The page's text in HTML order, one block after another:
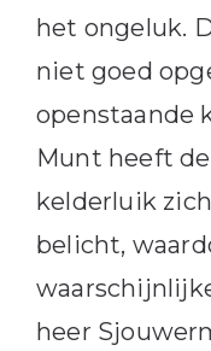
het ongeluk.
niet goed
openstaande
Munt heeft
kelderluik
belicht,
heer